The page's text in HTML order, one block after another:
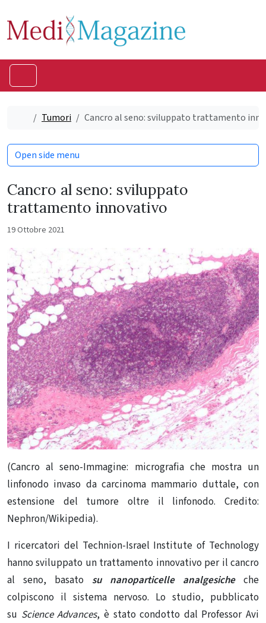
HomeTumori Cancro al seno: sviluppato trattamento
Cancro al seno: sviluppato
trattamento innovativo
19 Ottobre 2021
(Cancro al seno-Immagine: micrografia che mostra un
linfonodo invaso da carcinoma mammario duttale, con
estensione del tumore oltre il linfonodo. Credito:
Nephron/Wikipedia).
I ricercatori del Technion-Israel Institute of Technology
hanno sviluppato un trattamento innovativo per il cancro
al seno, basato su nanoparticelle analgesicheche
colpiscono il sistema nervoso. Lo studio, pubblicato
su Science Advances, è stato condotto dal Professor Avi
Open side menu